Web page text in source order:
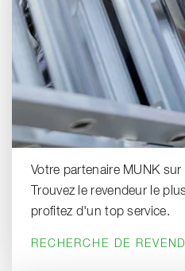
Votre partenaire MUNK sur
Trouvez le revendeur le
profitez d'un top service.
RECHERCHE DE